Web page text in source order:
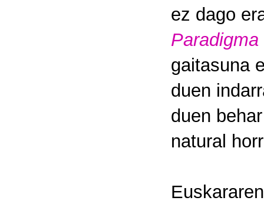
ez dago
Paradigma
gaitasuna
duen
duen
natural